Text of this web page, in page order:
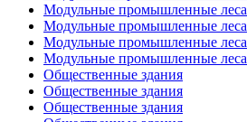
Модульные промышленные леса
Модульные промышленные леса
Модульные промышленные леса
Модульные промышленные леса
Общественные здания
Общественные здания
Общественные здания